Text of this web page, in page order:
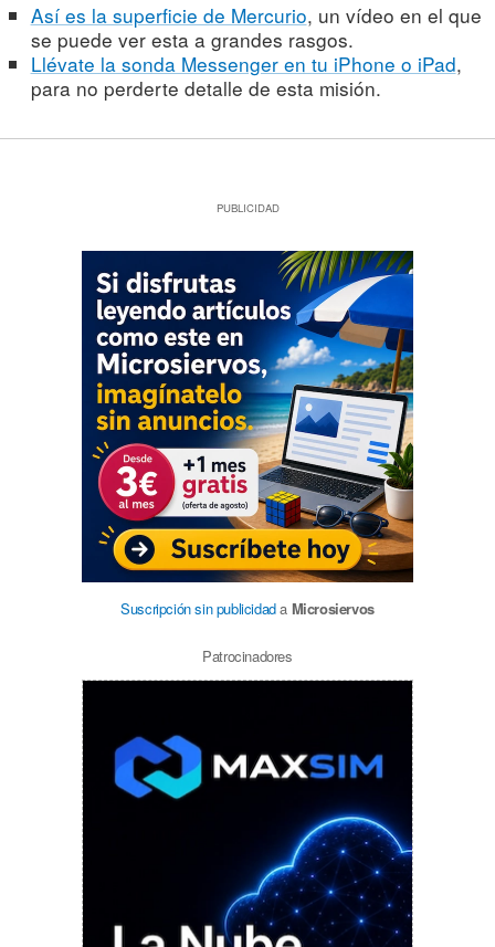
Así es la superficie de Mercurio, un vídeo en el que
se puede ver esta a grandes rasgos.
Llévate la sonda Messenger en tu iPhone o iPad,
para no perderte detalle de esta misión.
PUBLICIDAD
Suscripción sin publicidada Microsiervos
Patrocinadores